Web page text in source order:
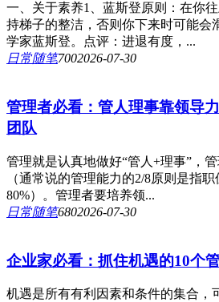
一、关于素养1、蓝斯登原则：在你
持梯子的整洁，否则你下来时可能会
学家蓝斯登。点评：进退有度，...
日常随笔7002026-07-30
管理者必看：管人理事靠领导
团队
管理就是认真地做好“管人+理事”，
（通常说的管理能力的2/8原则是指
80%）。管理者要培养领...
日常随笔6802026-07-30
企业家必看：抓住机遇的10个
机遇是所有有利因素和条件的集合，